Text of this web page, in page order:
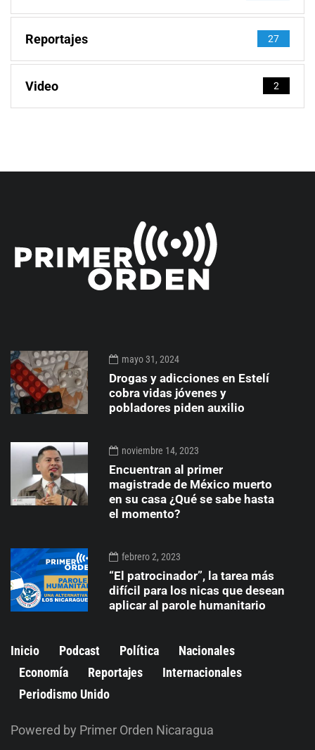
Reportajes 27
Video 2
mayo 31, 2024
Drogas y adicciones en Estelí
cobra vidas jóvenes y
pobladores piden auxilio
noviembre 14, 2023
Encuentran al primer
magistrade de México muerto
en su casa ¿Qué se sabe hasta
el momento?
febrero 2, 2023
“El patrocinador”, la tarea más
difícil para los nicas que desean
aplicar al parole humanitario
Inicio Podcast Política
Nacionales
Economía
Reportajes
Internacionales
Periodismo Unido
Powered by Primer Orden Nicaragua